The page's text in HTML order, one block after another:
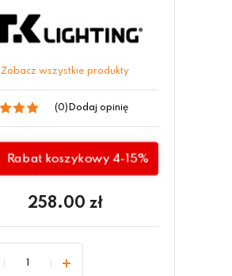
Zobacz wszystkie produkty
(0) Dodaj opinię
Rabat koszykowy 4-15%
258.00 zł